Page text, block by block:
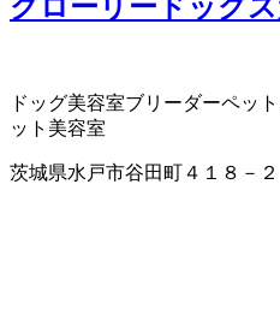
グローリードッグ
ドッグ美容室ブリーダーペッ
ット美容室
茨城県水戸市谷田町４１８－２